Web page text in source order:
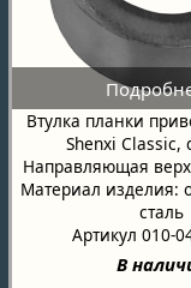
Втулка планки
Shenxi Classic,
Направляющая
Материал изделия:
сталь
Артикул 010-
В